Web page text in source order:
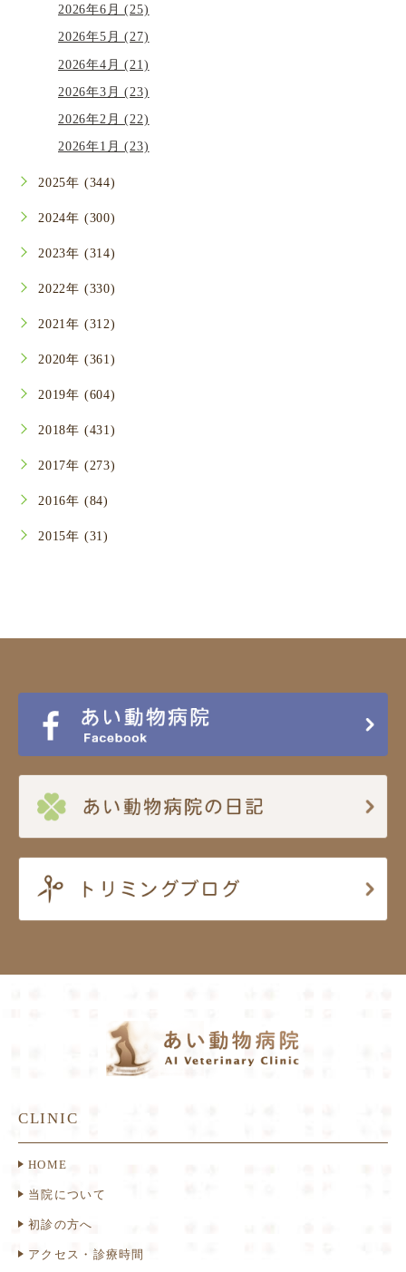
2026年6月 (25)
2026年5月 (27)
2026年4月 (21)
2026年3月 (23)
2026年2月 (22)
2026年1月 (23)
2025年 (344)
2024年 (300)
2023年 (314)
2022年 (330)
2021年 (312)
2020年 (361)
2019年 (604)
2018年 (431)
2017年 (273)
2016年 (84)
2015年 (31)
CLINIC
HOME
当院について
初診の方へ
アクセス・診療時間